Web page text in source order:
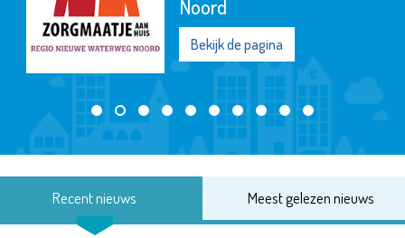
Noord
Bekijk de pagina
Recent nieuws Meest gelezen nieuws